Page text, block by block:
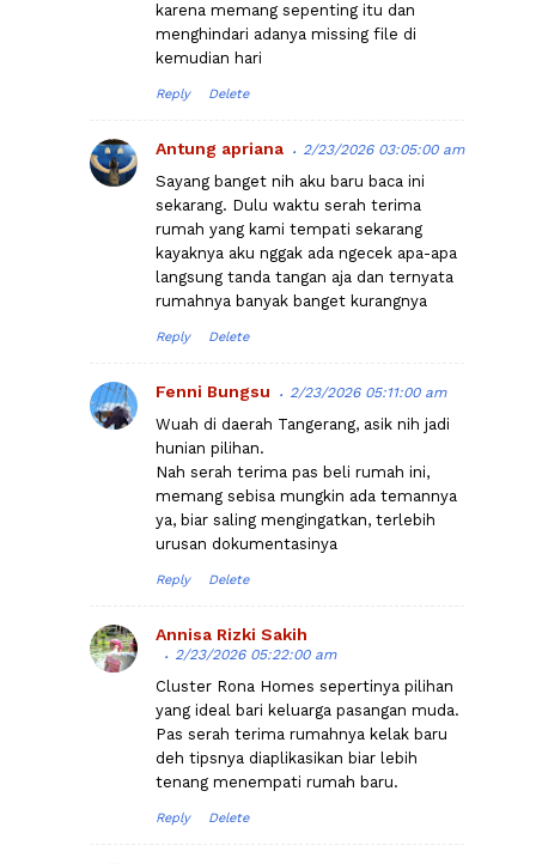
karena memang sepenting itu dan
menghindari adanya missing file di
kemudian hari
Reply Delete
Antung apriana 2/23/2026 03:05:00 am
Sayang banget nih aku baru baca ini
sekarang. Dulu waktu serah terima
rumah yang kami tempati sekarang
kayaknya aku nggak ada ngecek apa-apa
langsung tanda tangan aja dan ternyata
rumahnya banyak banget kurangnya
Reply Delete
Fenni Bungsu 2/23/2026 05:11:00 am
Wuah di daerah Tangerang, asik nih jadi
hunian pilihan.
Nah serah terima pas beli rumah ini,
memang sebisa mungkin ada temannya
ya, biar saling mengingatkan, terlebih
urusan dokumentasinya
Reply Delete
Annisa Rizki Sakih
2/23/2026 05:22:00 am
Cluster Rona Homes sepertinya pilihan
yang ideal bari keluarga pasangan muda.
Pas serah terima rumahnya kelak baru
deh tipsnya diaplikasikan biar lebih
tenang menempati rumah baru.
Reply Delete